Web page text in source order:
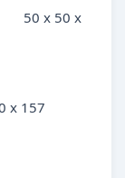
50 x 50 x
157